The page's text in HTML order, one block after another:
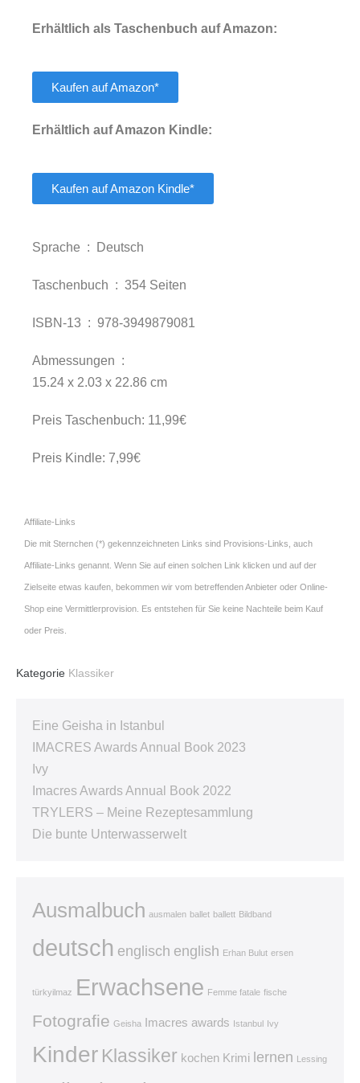
Erhältlich als Taschenbuch auf Amazon:
Kaufen auf Amazon*
Erhältlich auf Amazon Kindle:
Kaufen auf Amazon Kindle*
Sprache ‏ : ‎ Deutsch
Taschenbuch ‏ : ‎ 354 Seiten
ISBN-13 ‏ : ‎ 978-3949879081
Abmessungen ‏ : ‎
15.24 x 2.03 x 22.86 cm
Preis Taschenbuch: 11,99€
Preis Kindle: 7,99€
Affiliate-Links
Die mit Sternchen (*) gekennzeichneten Links sind Provisions-Links, auch
Affiliate-Links genannt. Wenn Sie auf einen solchen Link klicken und auf der
Zielseite etwas kaufen, bekommen wir vom betreffenden Anbieter oder Online-
Shop eine Vermittlerprovision. Es entstehen für Sie keine Nachteile beim Kauf
oder Preis.
Kategorie Klassiker
Eine Geisha in Istanbul
IMACRES Awards Annual Book 2023
Ivy
Imacres Awards Annual Book 2022
TRYLERS – Meine Rezeptesammlung
Die bunte Unterwasserwelt
Ausmalbuch ausmalen ballet ballett Bildband
deutsch englisch english Erhan Bulut ersen
türkyilmaz Erwachsene Femme fatale fische
Fotografie Geisha Imacres awards Istanbul Ivy
Kinder Klassiker kochen Krimi lernen Lessing